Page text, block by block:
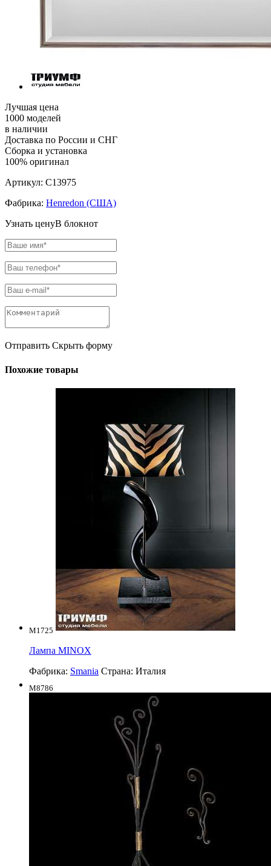
Лучшая цена
1000 моделей
в наличии
Доставка по России и СНГ
Сборка и установка
100% оригинал
Артикул: C13975
Фабрика: Henredon (США)
Узнать ценуВ блокнот
Отправить Скрыть форму
Похожие товары
M1725
Лампа MINOX
Фабрика: Smania Страна: Италия
M8786